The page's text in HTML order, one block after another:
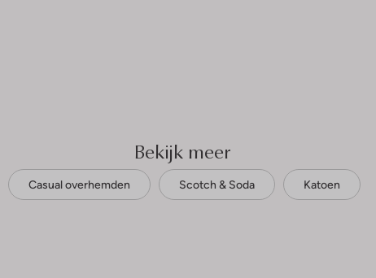
Bekijk meer
Casual overhemden Scotch & Soda Katoen